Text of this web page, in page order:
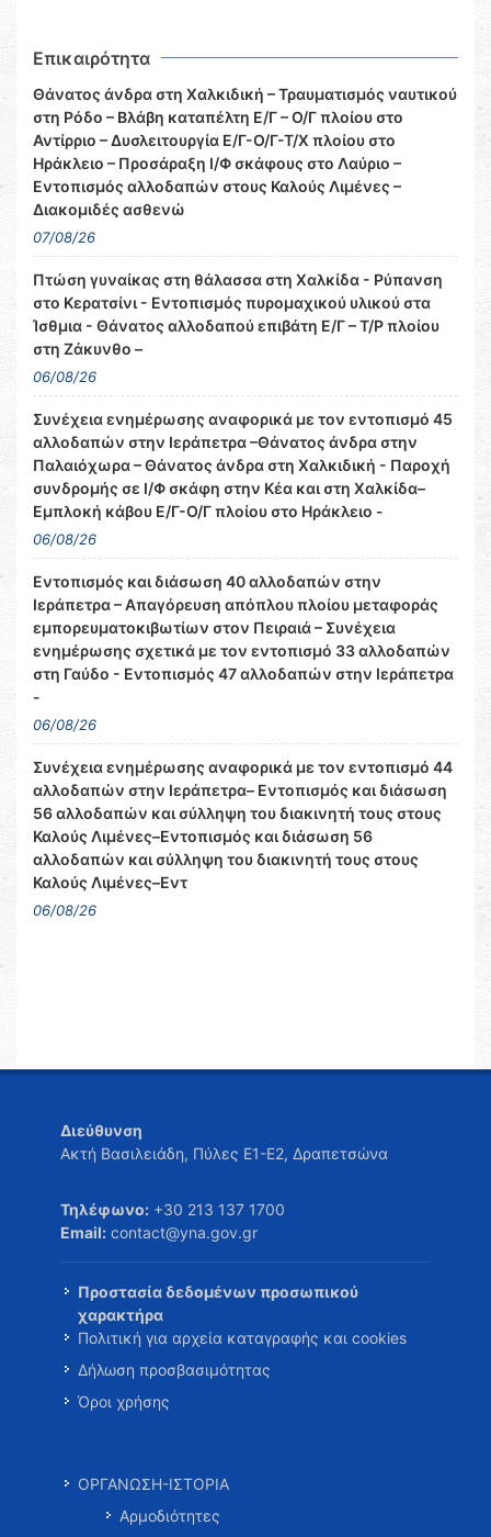
Επικαιρότητα
Θάνατος άνδρα στη Χαλκιδική – Τραυματισμός ναυτικού
στη Ρόδο – Βλάβη καταπέλτη Ε/Γ – Ο/Γ πλοίου στο
Αντίρριο – Δυσλειτουργία Ε/Γ-Ο/Γ-Τ/Χ πλοίου στο
Ηράκλειο – Προσάραξη Ι/Φ σκάφους στο Λαύριο –
Εντοπισμός αλλοδαπών στους Καλούς Λιμένες –
Διακομιδές ασθενώ
07/08/26
Πτώση γυναίκας στη θάλασσα στη Χαλκίδα - Ρύπανση
στο Κερατσίνι - Εντοπισμός πυρομαχικού υλικού στα
Ίσθμια - Θάνατος αλλοδαπού επιβάτη Ε/Γ – Τ/Ρ πλοίου
στη Ζάκυνθο –
06/08/26
Συνέχεια ενημέρωσης αναφορικά με τον εντοπισμό 45
αλλοδαπών στην Ιεράπετρα –Θάνατος άνδρα στην
Παλαιόχωρα – Θάνατος άνδρα στη Χαλκιδική - Παροχή
συνδρομής σε Ι/Φ σκάφη στην Κέα και στη Χαλκίδα–
Εμπλοκή κάβου Ε/Γ-Ο/Γ πλοίου στο Ηράκλειο -
06/08/26
Εντοπισμός και διάσωση 40 αλλοδαπών στην
Ιεράπετρα – Απαγόρευση απόπλου πλοίου μεταφοράς
εμπορευματοκιβωτίων στον Πειραιά – Συνέχεια
ενημέρωσης σχετικά με τον εντοπισμό 33 αλλοδαπών
στη Γαύδο - Εντοπισμός 47 αλλοδαπών στην Ιεράπετρα
-
06/08/26
Συνέχεια ενημέρωσης αναφορικά με τον εντοπισμό 44
αλλοδαπών στην Ιεράπετρα– Εντοπισμός και διάσωση
56 αλλοδαπών και σύλληψη του διακινητή τους στους
Καλούς Λιμένες–Εντοπισμός και διάσωση 56
αλλοδαπών και σύλληψη του διακινητή τους στους
Καλούς Λιμένες–Εντ
06/08/26
Διεύθυνση
Ακτή Βασιλειάδη, Πύλες Ε1-Ε2, Δραπετσώνα
Τηλέφωνο: +30 213 137 1700
Email: contact@yna.gov.gr
Προστασία δεδομένων προσωπικού
χαρακτήρα
Πολιτική για αρχεία καταγραφής και cookies
Δήλωση προσβασιμότητας
Όροι χρήσης
ΟΡΓΑΝΩΣΗ-ΙΣΤΟΡΙΑ
Αρμοδιότητες